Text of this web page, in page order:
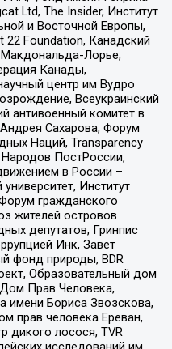
Ltd, The Insider, Институт
и Восточной Европы,
Foundation, Канадский
Макдональда-Лорье,
Канады,
центр им Вудро
Всеукраинский
антивоенный комитет в
Сахарова, Форум
Наций, Transparеncy
ПостРоссии,
в России –
Институт
гражданского
жителей островов
депутатов, Гринпис
Инк, Завет
фонд природы, BDR
Образовательный дом
Прав Человека,
имени Бориса Звозскова,
прав человека Ереван,
дикого лосося, TVR